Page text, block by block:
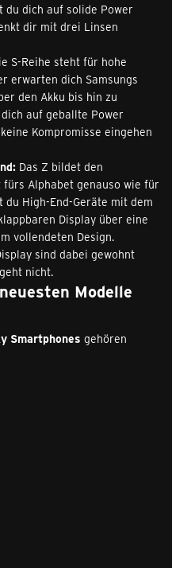
du dich auf solide Power
dir mit drei Linsen
S-Reihe steht für hohe
erwarten dich Samsungs
den Akku bis hin zu
auf geballte Power
Kompromisse eingehen
Das Z bildet den
Alphabet genauso wie für
du High-End-Geräte mit dem
Display über eine
vollendeten Design.
sind dabei gewohnt
nicht.
Modelle
Smartphones gehören